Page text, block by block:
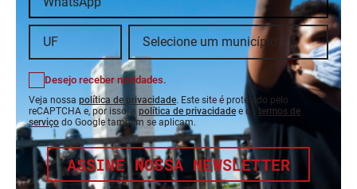
Desejo receber novidades.
Veja nossa política de privacidade. Este site é protegido pelo
reCAPTCHA e, por isso, a política de privacidade e os termos de
serviço do Google também se aplicam.
ASSINE NOSSA NEWSLETTER